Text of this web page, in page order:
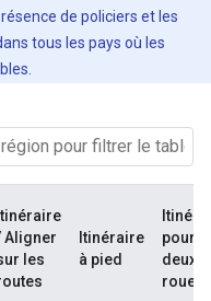
de policiers et les
tous les pays où les
Itinéraire
Aligner
les
Itinéraire
à pied
pour
deux-
roues